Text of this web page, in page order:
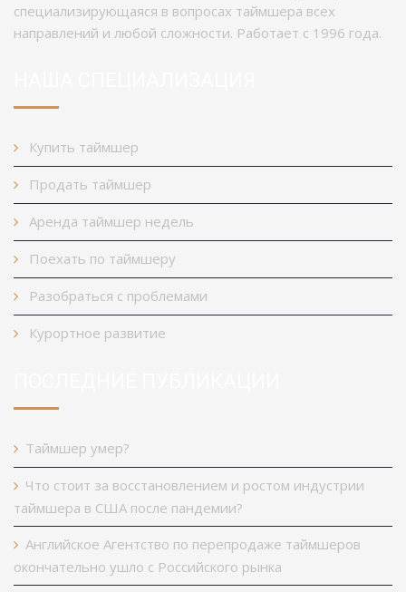
специализирующаяся в вопросах таймшера всех
направлений и любой сложности. Работает с 1996 года.
Купить таймшер
Продать таймшер
Аренда таймшер недель
Поехать по таймшеру
Разобраться с проблемами
Курортное развитие
Таймшер умер?
Что стоит за восстановлением и ростом индустрии
таймшера в США после пандемии?
Английское Агентство по перепродаже таймшеров
окончательно ушло с Российского рынка